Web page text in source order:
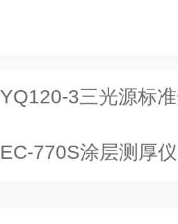
YQ120-3三光源标
EC-770S涂层测厚仪